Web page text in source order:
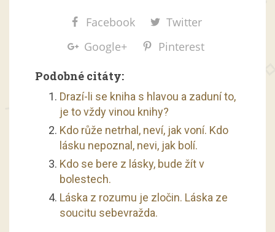
Facebook
Twitter
Google+
Pinterest
Podobné citáty:
Drazí-li se kniha s hlavou a zaduní to,
je to vždy vinou knihy?
Kdo růže netrhal, neví, jak voní. Kdo
lásku nepoznal, nevi, jak bolí.
Kdo se bere z lásky, bude žít v
bolestech.
Láska z rozumu je zločin. Láska ze
soucitu sebevražda.